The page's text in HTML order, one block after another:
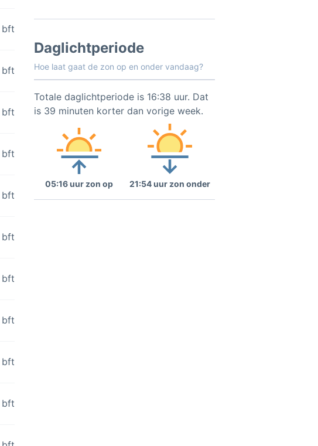
bft
bft
bft
bft
bft
bft
bft
bft
bft
bft
Daglichtperiode
Hoe laat gaat de zon op en onder vandaag?
Totale daglichtperiode is 16:38 uur. Dat
is 39 minuten korter dan vorige week.
05:16 uur zon op 21:54 uur zon onder